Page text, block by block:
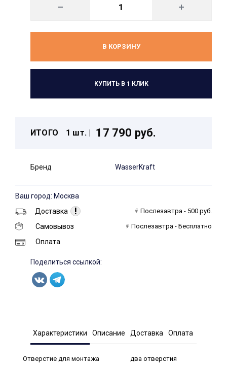
В КОРЗИНУ
КУПИТЬ В 1 КЛИК
ИТОГО 1 шт. | 17 790 руб.
Бренд WasserKraft
Ваш город: Москва
Доставка
! Послезавтра - 500 руб.
Самовывоз Послезавтра - Бесплатно
Оплата
Поделиться ссылкой:
Характеристики Описание Доставка Оплата
Отверстие для монтажа два отверстия